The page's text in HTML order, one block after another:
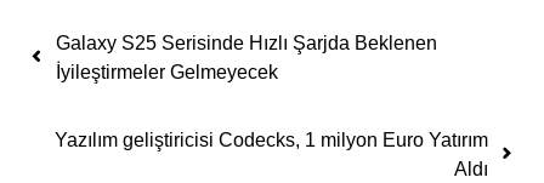
Yazı dolaşımı
Galaxy S25 Serisinde Hızlı Şarjda Beklenen
İyileştirmeler Gelmeyecek
Yazılım geliştiricisi Codecks, 1 milyon Euro Yatırım
Aldı